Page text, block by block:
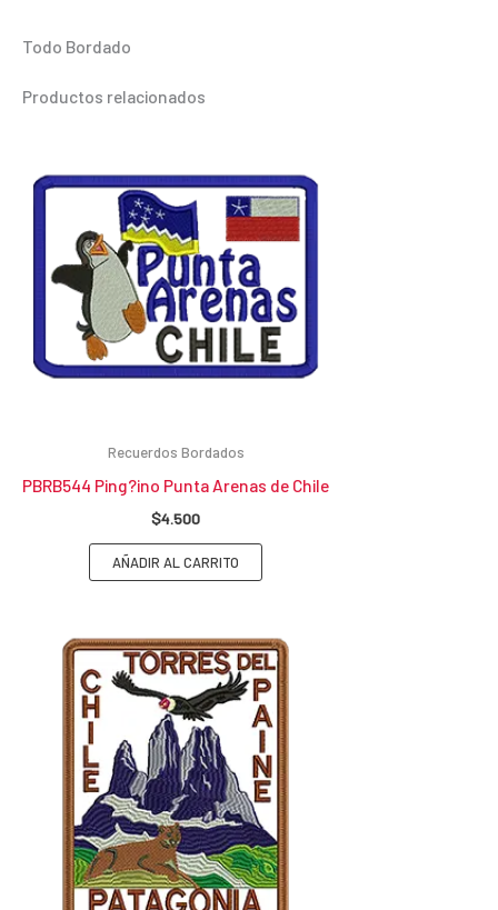
Todo Bordado
Productos relacionados
Recuerdos Bordados
PBRB544 Ping?ino Punta Arenas de Chile
$4.500
AÑADIR AL CARRITO